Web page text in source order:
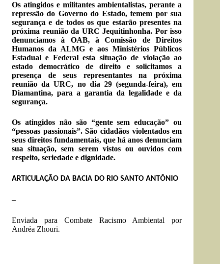
Os atingidos e militantes ambientalistas, perante a
repressão do Governo do Estado, temem por sua
segurança e de todos os que estarão presentes na
próxima reunião da URC Jequitinhonha. Por isso
denunciamos à OAB, à Comissão de Direitos
Humanos da ALMG e aos Ministérios Públicos
Estadual e Federal esta situação de violação ao
estado democrático de direito e solicitamos a
presença de seus representantes na próxima
reunião da URC, no dia 29 (segunda-feira), em
Diamantina, para a garantia da legalidade e da
segurança.
Os atingidos não são “gente sem educação” ou
“pessoas passionais”. São cidadãos violentados em
seus direitos fundamentais, que há anos denunciam
sua situação, sem serem vistos ou ouvidos com
respeito, seriedade e dignidade.
ARTICULAÇÃO DA BACIA DO RIO SANTO ANTÔNIO
–
Enviada para Combate Racismo Ambiental por
Andréa Zhouri.